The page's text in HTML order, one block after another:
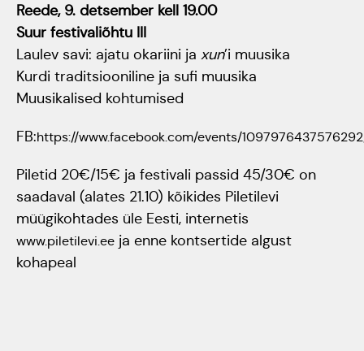
Gaudeamus 65.
aastapäev
tähistas sünnipäeva
Galakontsert
Reede, 9. detsember kell 19.00
Suur festivaliõhtu III
Laulev savi: ajatu okariini ja xun’i muusika
Kurdi traditsiooniline ja sufi muusika
Muusikalised kohtumised
FB:https://www.facebook.com/events/
Piletid 20€/15€ ja festivali passid 45/30€ on
saadaval (alates 21.10) kõikides Piletilevi
müügikohtades üle Eesti, internetis
www.piletilevi.ee ja enne kontsertide algust
kohapeal